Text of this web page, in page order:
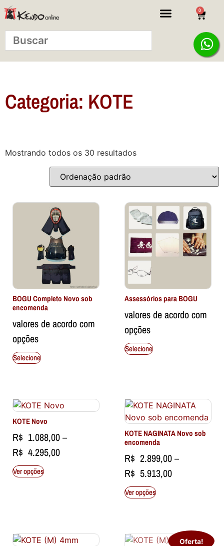
0
Categoria: KOTE
Mostrando todos os 30 resultados
BOGU Completo Novo sob
encomenda
valores de acordo com
opções
Selecione
Assessórios para BOGU
valores de acordo com
opções
Selecione
KOTE Novo
R$ 1.088,00–
R$ 4.295,00
Ver opções
KOTE NAGINATA Novo sob
encomenda
R$ 2.899,00–
R$ 5.913,00
Ver opções
Oferta!